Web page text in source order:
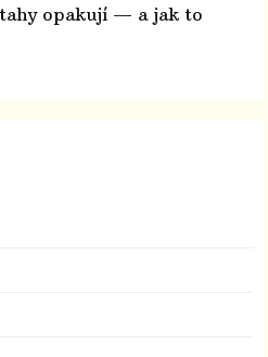
opakují — a jak to